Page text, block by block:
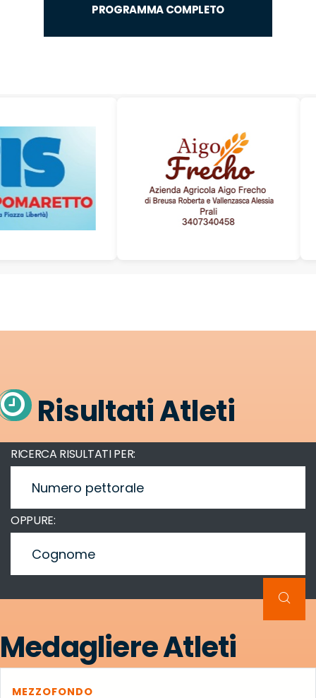
PROGRAMMA COMPLETO
Risultati Atleti
RICERCA RISULTATI PER:
OPPURE:
Medagliere Atleti
MARATONINA